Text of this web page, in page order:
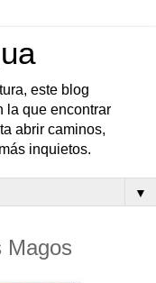
este blog
la que encontrar
abrir caminos,
inquietos.
▼
Magos